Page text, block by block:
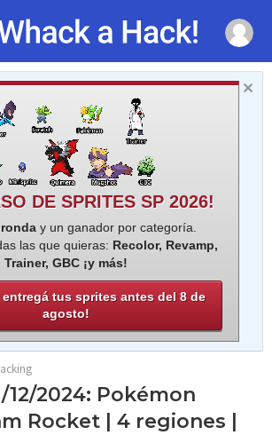
DE SPRITES SP 2026!
y un ganador por categoría.
las que quieras: Recolor, Revamp,
Trainer, GBC ¡y más!
entregá tus sprites antes del 8 de
agosto!
12/2024: Pokémon
Rocket | 4 regiones |